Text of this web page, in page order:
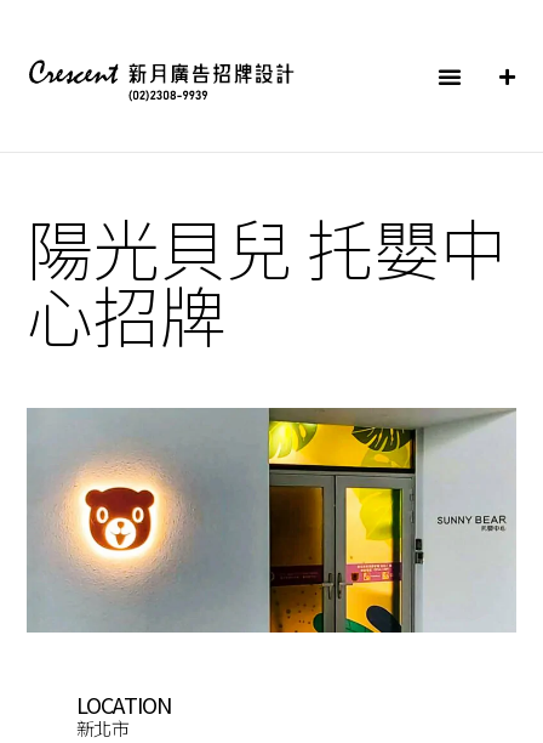
陽光貝兒 托嬰中
心招牌
LOCATION
新北市